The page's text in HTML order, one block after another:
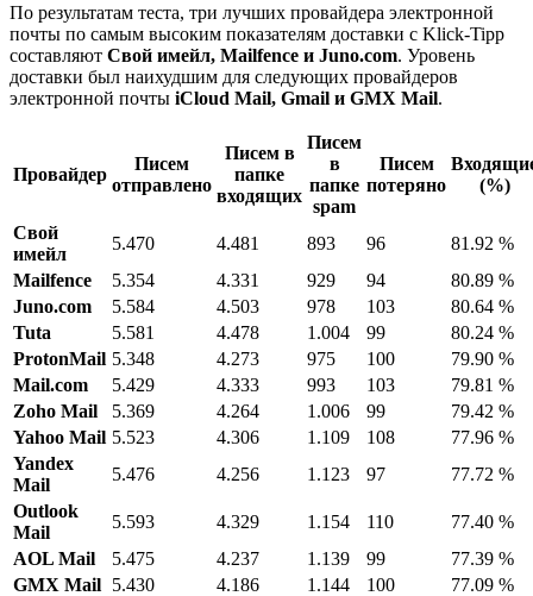
По результатам теста, три лучших провайдера электронной
почты по самым высоким показателям доставки с Klick-Tipp
составляют Свой имейл, Mailfence и Juno.com. Уровень
доставки был наихудшим для следующих провайдеров
электронной почты iCloud Mail, Gmail и GMX Mail.
Провайдер
Писем
отправлено
Писем в
папке
входящих
Писем
в
папке
spam
Писем
потеряно
(%)
Свой
имейл
5.470 4.481 893 96
81.92 %
Mailfence
5.354 4.331 929 94
80.89 %
Juno.com
5.584 4.503 978 103
80.64 %
Tuta
5.581 4.478 1.004 99
80.24 %
ProtonMail 5.348 4.273 975 100
79.90 %
Mail.com
5.429 4.333 993 103
79.81 %
Zoho Mail
5.369 4.264 1.006 99
79.42 %
Yahoo Mail 5.523 4.306 1.109 108
77.96 %
Yandex
Mail
5.476 4.256 1.123 97
77.72 %
Outlook
Mail
5.593 4.329 1.154 110
77.40 %
AOL Mail
5.475 4.237 1.139 99
77.39 %
GMX Mail 5.430 4.186 1.144 100
77.09 %